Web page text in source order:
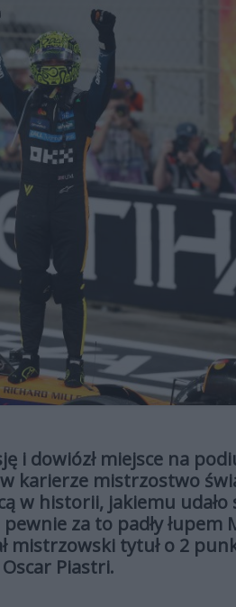
i dowiózł miejsce na
karierze mistrzostwo
w historii, jakiemu udało
za to padły łupem
mistrzowski tytuł o 2
Piastri.